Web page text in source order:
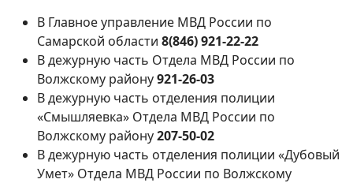
В Главное управление МВД России по
Самарской области 8(846)921-22-22
В дежурную часть Отдела МВД России по
Волжскому району921-26-03
В дежурную часть отделения полиции
«Смышляевка» Отдела МВД России по
Волжскому району207-50-02
В дежурную часть отделения полиции «Дубовый
Умет» Отдела МВД России по Волжскому